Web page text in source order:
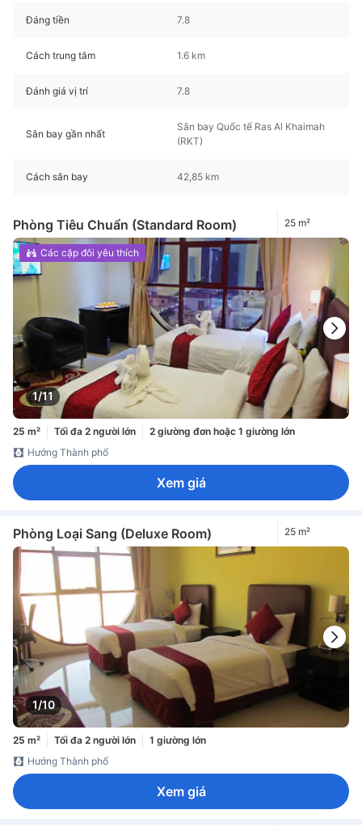
Đáng tiền 7.8
Cách trung tâm 1.6 km
Đánh giá vị trí 7.8
Sân bay gần nhất
Sân bay Quốc tế Ras Al Khaimah
(RKT)
Cách sân bay 42,85 km
Phòng Tiêu Chuẩn (Standard Room) 25 m²
1/11
Các cặp đôi yêu thích
25 m² Tối đa 2 người lớn
2 giường đơn hoặc 1 giường lớn
Hướng Thành phố
Xem giá
Phòng Loại Sang (Deluxe Room) 25 m²
1/10
25 m² Tối đa 2 người lớn
1 giường lớn
Hướng Thành phố
Xem giá